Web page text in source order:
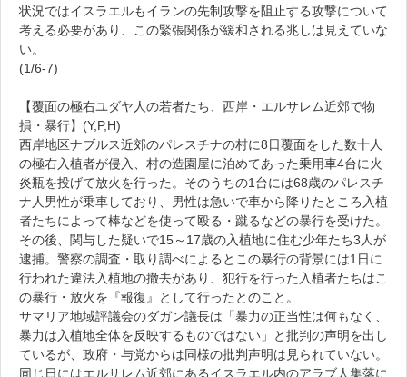
状況ではイスラエルもイランの先制攻撃を阻止する攻撃について
考える必要があり、この緊張関係が緩和される兆しは見えていな
い。
(1/6-7)
【覆面の極右ユダヤ人の若者たち、西岸・エルサレム近郊で物
損・暴行】(Y,P,H)
西岸地区ナブルス近郊のパレスチナの村に8日覆面をした数十人
の極右入植者が侵入、村の造園屋に泊めてあった乗用車4台に火
炎瓶を投げて放火を行った。そのうちの1台には68歳のパレスチ
ナ人男性が乗車しており、男性は急いで車から降りたところ入植
者たちによって棒などを使って殴る・蹴るなどの暴行を受けた。
その後、関与した疑いで15～17歳の入植地に住む少年たち3人が
逮捕。警察の調査・取り調べによるとこの暴行の背景には1日に
行われた違法入植地の撤去があり、犯行を行った入植者たちはこ
の暴行・放火を『報復』として行ったとのこと。
サマリア地域評議会のダガン議長は「暴力の正当性は何もなく、
暴力は入植地全体を反映するものではない」と批判の声明を出し
ているが、政府・与党からは同様の批判声明は見られていない。
同じ日にはエルサレム近郊にあるイスラエル内のアラブ人集落に